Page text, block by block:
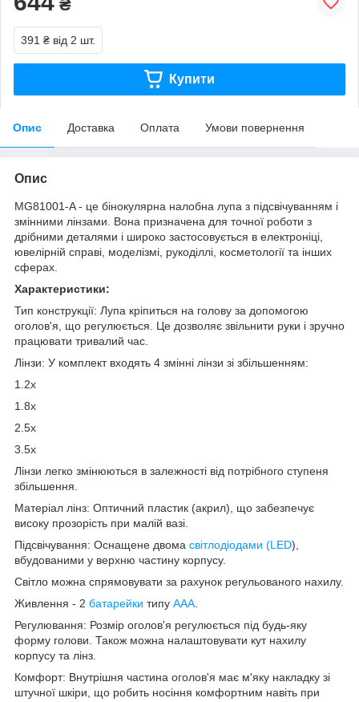
₴
391 ₴ від 2 шт.
Купити
Опис Доставка Оплата Умови повернення
Опис
MG81001-A - це бінокулярна налобна лупа з підсвічуванням і
змінними лінзами. Вона призначена для точної роботи з
дрібними деталями і широко застосовується в електроніці,
ювелірній справі, моделізмі, рукоділлі, косметології та інших
сферах.
Характеристики:
Тип конструкції: Лупа кріпиться на голову за допомогою
оголов'я, що регулюється. Це дозволяє звільнити руки і зручно
працювати тривалий час.
Лінзи: У комплект входять 4 змінні лінзи зі збільшенням:
1.2x
1.8x
2.5x
3.5x
Лінзи легко змінюються в залежності від потрібного ступеня
збільшення.
Матеріал лінз: Оптичний пластик (акрил), що забезпечує
високу прозорість при малій вазі.
Підсвічування: Оснащене двома світлодіодами (LED),
вбудованими у верхню частину корпусу.
Світло можна спрямовувати за рахунок регульованого нахилу.
Живлення - 2 батарейки типу AAA
Регулювання: Розмір оголов'я регулюється під будь-яку
форму голови. Також можна налаштовувати кут нахилу
корпусу та лінз.
Комфорт: Внутрішня частина оголов'я має м'яку накладку зі
штучної шкіри, що робить носіння комфортним навіть при